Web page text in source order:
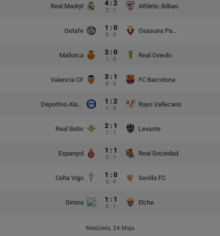
Real Madryt 4 : 2
2 : 1
Athletic Bilbao
Getafe 1 : 0
0 : 0
Osasuna Pampeluna
Mallorca 3 : 0
1 : 0
Real Oviedo
Valencia CF 3 : 1
0 : 0
FC Barcelona
Deportivo Alaves 1 : 2
1 : 0
Rayo Vallecano
Real Betis 2 : 1
1 : 1
Levante
Espanyol 1 : 1
0 : 1
Real Sociedad
Celta Vigo 1 : 0
0 : 0
Sevilla FC
Girona 1 : 1
0 : 1
Elche
Niedziela, 24 Maja